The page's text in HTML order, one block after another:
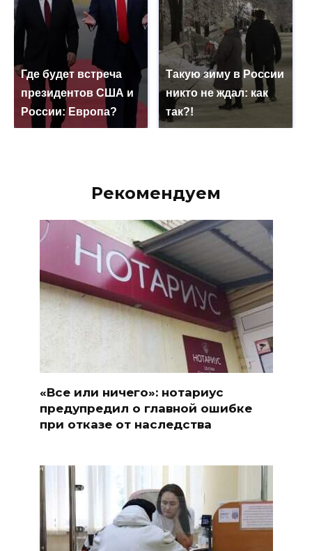
Где будет встреча
президентов США и
России: Европа?
Такую зиму в России
никто не ждал: как
так?!
Рекомендуем
«Все или ничего»: нотариус
предупредил о главной ошибке
при отказе от наследства